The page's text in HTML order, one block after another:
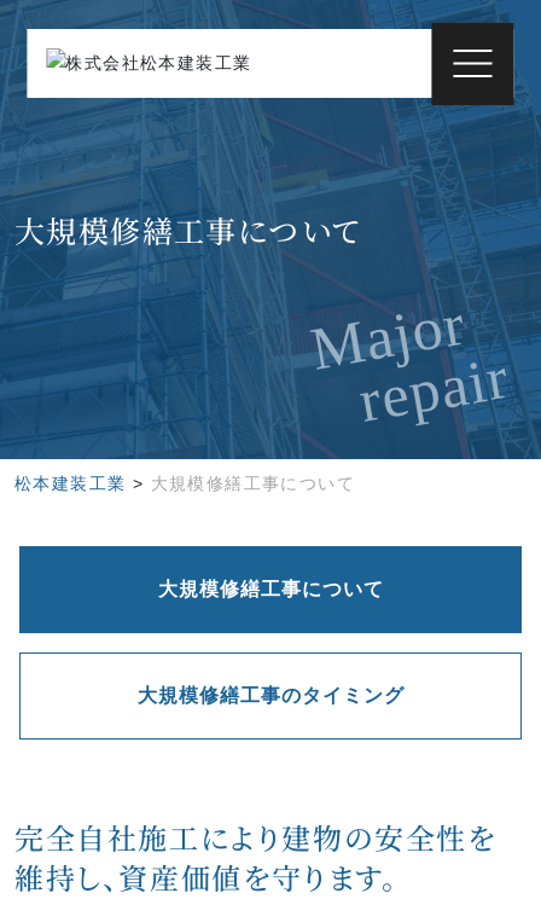
大規模修繕工事について
Major
repair
松本建装工業 > 大規模修繕工事について
大規模修繕工事について
大規模修繕工事のタイミング
完全自社施工により建物の安全性を
維持し、 資産価値を守ります。